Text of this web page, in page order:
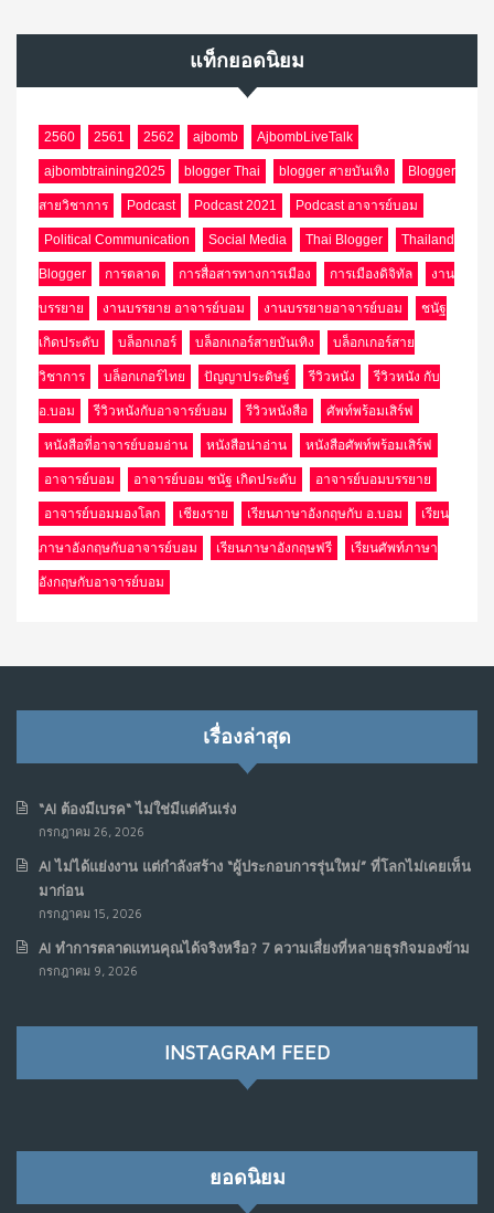
แท็กยอดนิยม
2560 2561 2562 ajbomb AjbombLiveTalk
ajbombtraining2025 blogger Thai blogger สายบันเทิง Blogger
สายวิชาการ Podcast Podcast 2021 Podcast อาจารย์บอม
Political Communication Social Media Thai Blogger Thailand
Blogger การตลาด การสื่อสารทางการเมือง การเมืองดิจิทัล งาน
บรรยาย งานบรรยาย อาจารย์บอม งานบรรยายอาจารย์บอม ชนัฐ
เกิดประดับ บล็อกเกอร์ บล็อกเกอร์สายบันเทิง บล็อกเกอร์สาย
วิชาการ บล็อกเกอร์ไทย ปัญญาประดิษฐ์ รีวิวหนัง รีวิวหนัง กับ
อ.บอม รีวิวหนังกับอาจารย์บอม รีวิวหนังสือ ศัพท์พร้อมเสิร์ฟ
หนังสือที่อาจารย์บอมอ่าน หนังสือน่าอ่าน หนังสือศัพท์พร้อมเสิร์ฟ
อาจารย์บอม อาจารย์บอม ชนัฐ เกิดประดับ อาจารย์บอมบรรยาย
อาจารย์บอมมองโลก เชียงราย เรียนภาษาอังกฤษกับ อ.บอม เรียน
ภาษาอังกฤษกับอาจารย์บอม เรียนภาษาอังกฤษฟรี เรียนศัพท์ภาษา
อังกฤษกับอาจารย์บอม
เรื่องล่าสุด
“AI ต้องมีเบรค“ ไม่ใช่มีแต่คันเร่ง
กรกฎาคม 26, 2026
AI ไม่ได้แย่งงาน แต่กำลังสร้าง “ผู้ประกอบการรุ่นใหม่” ที่โลกไม่เคยเห็น
มาก่อน
กรกฎาคม 15, 2026
AI ทำการตลาดแทนคุณได้จริงหรือ? 7 ความเสี่ยงที่หลายธุรกิจมองข้าม
กรกฎาคม 9, 2026
INSTAGRAM FEED
ยอดนิยม